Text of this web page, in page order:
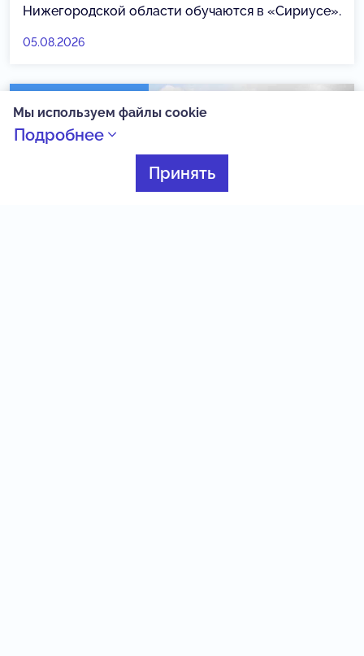
Нижегородской области обучаются в «Сириусе».
05.08.2026
Мы используем файлы cookie
Подробнее
Принять